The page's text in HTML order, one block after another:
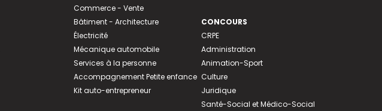
Commerce - Vente
Bâtiment - Architecture
Électricité
Mécanique automobile
Services à la personne
Accompagnement Petite enfance
Kit auto-entrepreneur
CONCOURS
CRPE
Administration
Animation-Sport
Culture
Juridique
Santé-Social et Médico-Social